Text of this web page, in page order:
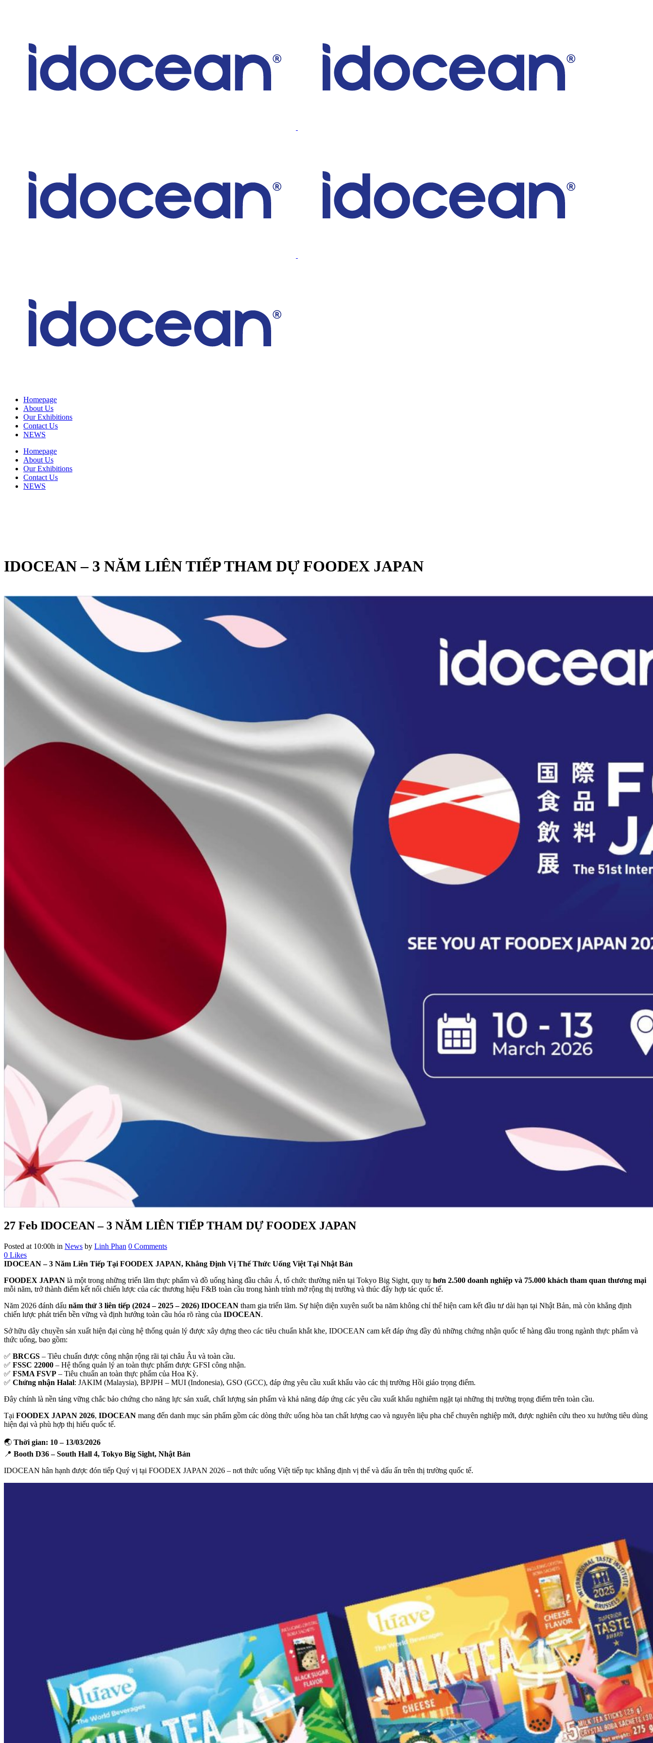
Homepage
About Us
Our Exhibitions
Contact Us
NEWS
Homepage
About Us
Our Exhibitions
Contact Us
NEWS
IDOCEAN – 3 NĂM LIÊN TIẾP THAM DỰ FOODEX JAPAN
27 Feb IDOCEAN – 3 NĂM LIÊN TIẾP THAM DỰ FOODEX JAPAN
Posted at 10:00h in News by Linh Phan 0 Comments
0 Likes
IDOCEAN – 3 Năm Liên Tiếp Tại FOODEX JAPAN, Khẳng Định Vị Thế Thức Uống Việt Tại Nhật Bản
FOODEX JAPAN là một trong những triển lãm thực phẩm và đồ uống hàng đầu châu Á, tổ chức thường niên tại Tokyo Big Sight, quy tụ hơn 2.500 doanh nghiệp và 75.000 khách tham quan thương mại
mỗi năm, trở thành điểm kết nối chiến lược của các thương hiệu F&B toàn cầu trong hành trình mở rộng thị trường và thúc đẩy hợp tác quốc tế.
Năm 2026 đánh dấu năm thứ 3 liên tiếp (2024 – 2025 – 2026) IDOCEAN tham gia triển lãm. Sự hiện diện xuyên suốt ba năm không chỉ thể hiện cam kết đầu tư dài hạn tại Nhật Bản, mà còn khẳng định
chiến lược phát triển bền vững và định hướng toàn cầu hóa rõ ràng của IDOCEAN.
Sở hữu dây chuyền sản xuất hiện đại cùng hệ thống quản lý được xây dựng theo các tiêu chuẩn khắt khe, IDOCEAN cam kết đáp ứng đầy đủ những chứng nhận quốc tế hàng đầu trong ngành thực phẩm và
thức uống, bao gồm:
✅ BRCGS – Tiêu chuẩn được công nhận rộng rãi tại châu Âu và toàn cầu.
✅ FSSC 22000 – Hệ thống quản lý an toàn thực phẩm được GFSI công nhận.
✅ FSMA FSVP – Tiêu chuẩn an toàn thực phẩm của Hoa Kỳ.
✅ Chứng nhận Halal: JAKIM (Malaysia), BPJPH – MUI (Indonesia), GSO (GCC), đáp ứng yêu cầu xuất khẩu vào các thị trường Hồi giáo trọng điểm.
Đây chính là nền tảng vững chắc bảo chứng cho năng lực sản xuất, chất lượng sản phẩm và khả năng đáp ứng các yêu cầu xuất khẩu nghiêm ngặt tại những thị trường trọng điểm trên toàn cầu.
Tại FOODEX JAPAN 2026, IDOCEAN mang đến danh mục sản phẩm gồm các dòng thức uống hòa tan chất lượng cao và nguyên liệu pha chế chuyên nghiệp mới, được nghiên cứu theo xu hướng tiêu dùng
hiện đại và phù hợp thị hiếu quốc tế.
🌏 Thời gian: 10 – 13/03/2026
📍 Booth D36 – South Hall 4, Tokyo Big Sight, Nhật Bản
IDOCEAN hân hạnh được đón tiếp Quý vị tại FOODEX JAPAN 2026 – nơi thức uống Việt tiếp tục khẳng định vị thế và dấu ấn trên thị trường quốc tế.